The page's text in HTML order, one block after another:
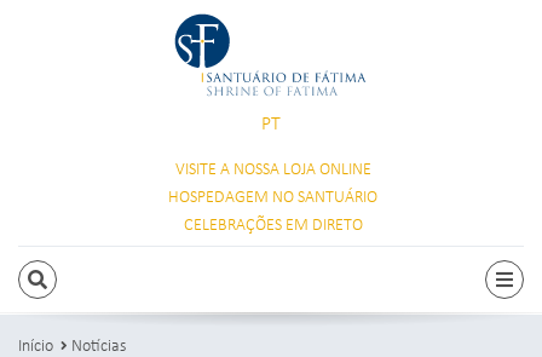
PT
VISITE A NOSSA LOJA ONLINE
HOSPEDAGEM NO SANTUÁRIO
CELEBRAÇÕES EM DIRETO
PESQUISAR
Início
Notícias